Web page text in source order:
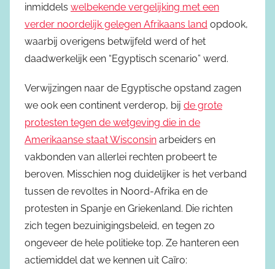
inmiddels welbekende vergelijking met een
verder noordelijk gelegen Afrikaans land opdook,
waarbij overigens betwijfeld werd of het
daadwerkelijk een “Egyptisch scenario” werd.
Verwijzingen naar de Egyptische opstand zagen
we ook een continent verderop, bij de grote
protesten tegen de wetgeving die in de
Amerikaanse staat Wisconsin arbeiders en
vakbonden van allerlei rechten probeert te
beroven. Misschien nog duidelijker is het verband
tussen de revoltes in Noord-Afrika en de
protesten in Spanje en Griekenland. Die richten
zich tegen bezuinigingsbeleid, en tegen zo
ongeveer de hele politieke top. Ze hanteren een
actiemiddel dat we kennen uit Caïro: